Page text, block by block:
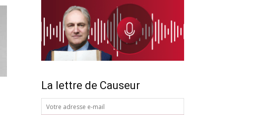
La lettre de Causeur